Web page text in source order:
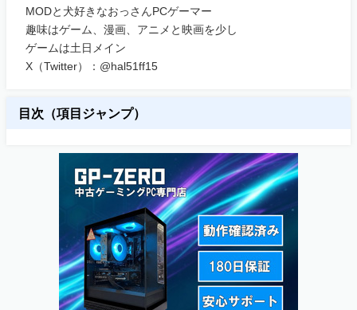
MODと犬好きなおっさんPCゲーマー
趣味はゲーム、漫画、アニメと映画を少し
ゲームは土日メイン
X（Twitter）：@hal51ff15
目次（項目ジャンプ）